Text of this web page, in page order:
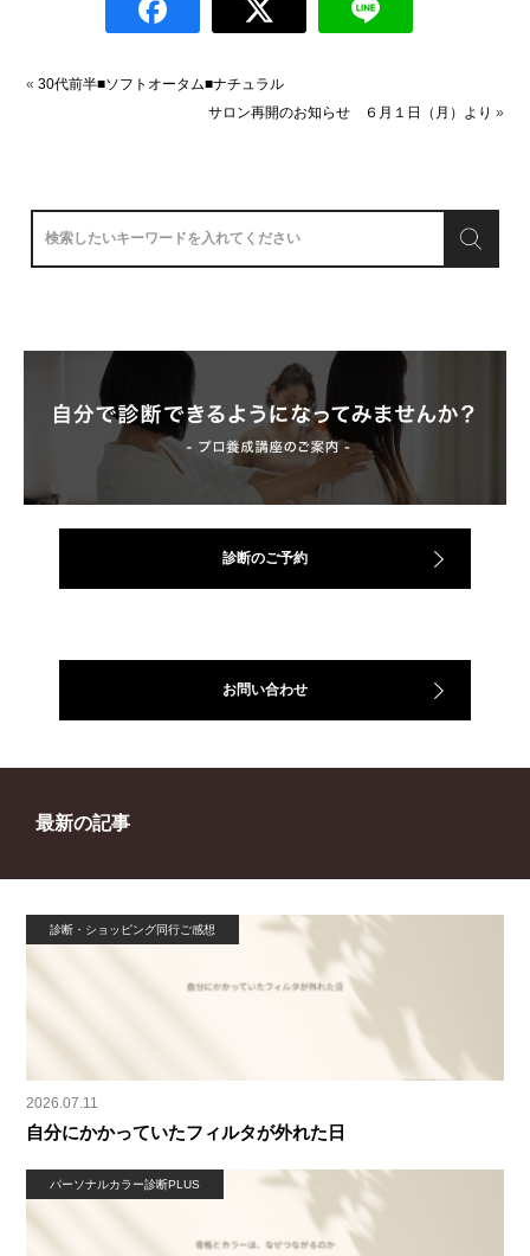
«30代前半■ソフトオータム■ナチュラル
サロン再開のお知らせ ６月１日（月）より »
診断のご予約
お問い合わせ
最新の記事
診断・ショッピング同行ご感想
2026.07.11
自分にかかっていたフィルタが外れた日
パーソナルカラー診断PLUS